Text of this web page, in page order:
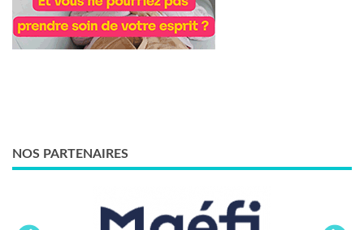
NOS PARTENAIRES